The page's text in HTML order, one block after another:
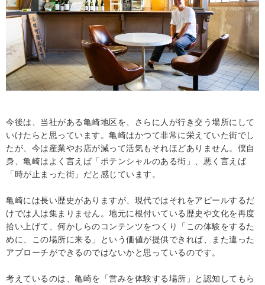
今後は、当社がある亀崎地区を、さらに人が行き交う場所にして
いけたらと思っています。亀崎はかつて非常に栄えていた街でし
たが、今は産業やお店が減って活気もそれほどありません。僕自
身、亀崎はよく言えば「ポテンシャルのある街」、悪く言えば
「時が止まった街」だと感じています。
亀崎には長い歴史がありますが、現代ではそれをアピールするだ
けでは人は集まりません。地元に根付いている歴史や文化を再度
拾い上げて、何かしらのコンテンツをつくり「この体験をするた
めに、この場所に来る」という価値が提供できれば、また違った
アプローチができるのではないかと思っているのです。
考えているのは、亀崎を「営みを体験する場所」と認知してもら